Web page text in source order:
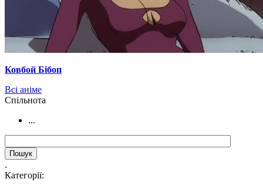
Ковбой Бібоп
Всі аніме
Cпільнота
...
.
Категорії: